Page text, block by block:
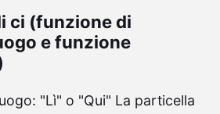
ci (funzione di
e funzione
"Lì" o "Qui" La particella